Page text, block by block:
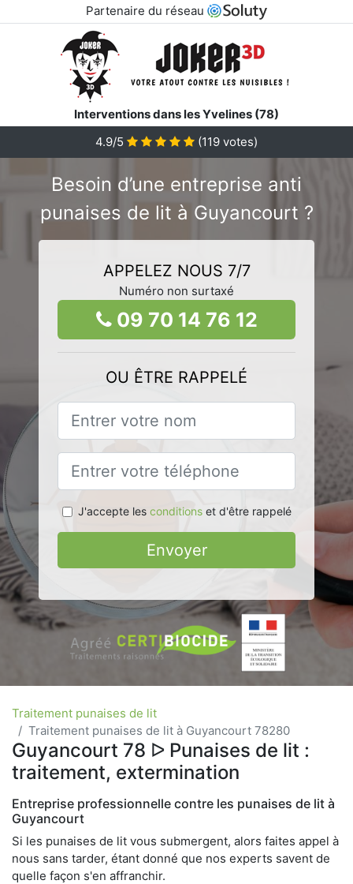
Partenaire du réseau
Interventions dans les Yvelines (78)
4.9/5
(119 votes)
Besoin d’une entreprise anti
punaises de lit à Guyancourt ?
APPELEZ NOUS 7/7
Numéro non surtaxé
09 70 14 76 12
OU ÊTRE RAPPELÉ
J'accepte les conditionset d'être rappelé
Envoyer
Traitement punaises de lit
Traitement punaises de lit à Guyancourt 78280
Guyancourt 78 ᐅ Punaises de lit :
traitement, extermination
Entreprise professionnelle contre les punaises de lit à
Guyancourt
Si les punaises de lit vous submergent, alors faites appel à
nous sans tarder, étant donné que nos experts savent de
quelle façon s'en affranchir.